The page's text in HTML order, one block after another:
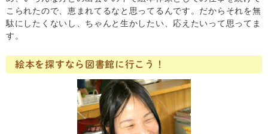
こられたので、恵まれてるなと思ってるんです。だからそれを無
駄にしたくないし、ちゃんと生かしたい、応えたいって思ってま
す。
絵本を探すなら図書館に行こう！